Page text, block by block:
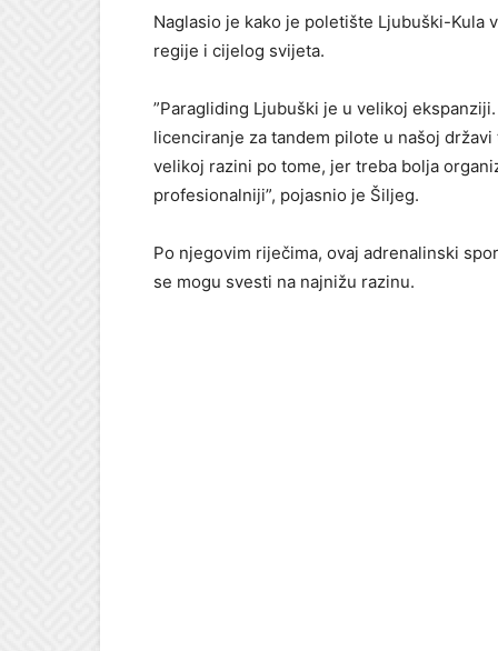
Naglasio je kako je poletište Ljubuški-Kula
regije i cijelog svijeta.
”Paragliding Ljubuški je u velikoj
licenciranje za tandem pilote u našoj
velikoj razini po tome, jer treba bolja
profesionalniji”, pojasnio je Šiljeg.
Po njegovim riječima, ovaj adrenalinski
se mogu svesti na najnižu razinu.